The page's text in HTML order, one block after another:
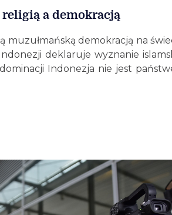
a demokracją
muzułmańską demokracją na
deklaruje wyznanie
Indonezja nie jest